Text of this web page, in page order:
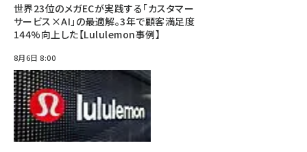
世界23位のメガECが実践する「カスタマー
サービス×AI」の最適解。3年で顧客満足度
144%向上した【Lululemon事例】
8月6日 8:00